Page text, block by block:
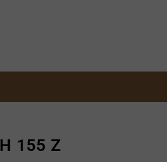
H 155 Z